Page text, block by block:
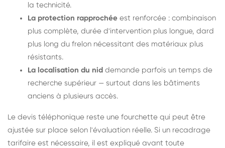
la technicité.
La protection rapprochée est renforcée : combinaison
plus complète, durée d'intervention plus longue, dard
plus long du frelon nécessitant des matériaux plus
résistants.
La localisation du nid demande parfois un temps de
recherche supérieur — surtout dans les bâtiments
anciens à plusieurs accès.
Le devis téléphonique reste une fourchette qui peut être
ajustée sur place selon l'évaluation réelle. Si un recadrage
tarifaire est nécessaire, il est expliqué avant toute